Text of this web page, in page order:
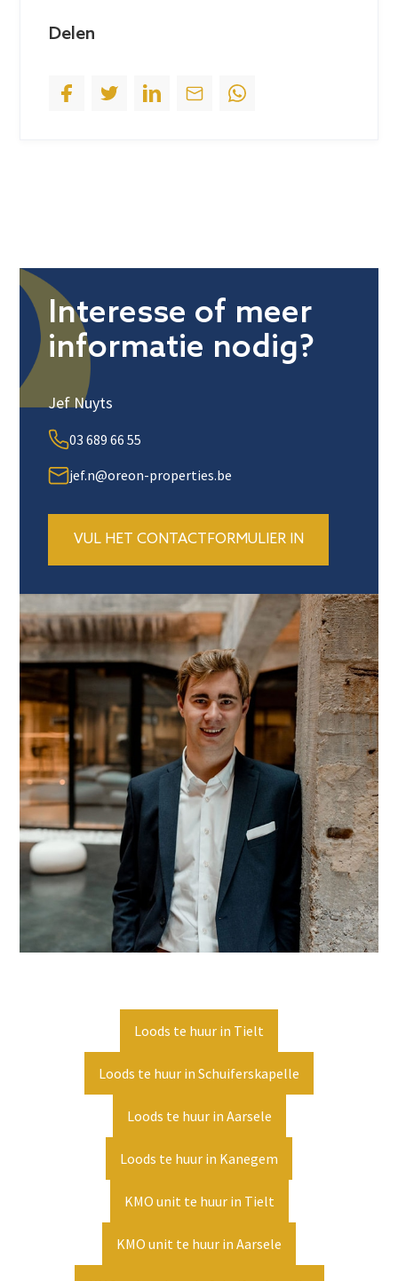
c
d
Delen
Interesse of meer
informatie nodig?
Jef Nuyts
03 689 66 55
jef.n@oreon-properties.be
VUL HET CONTACTFORMULIER IN
Loods te huur in Tielt
Loods te huur in Schuiferskapelle
Loods te huur in Aarsele
Loods te huur in Kanegem
KMO unit te huur in Tielt
KMO unit te huur in Aarsele